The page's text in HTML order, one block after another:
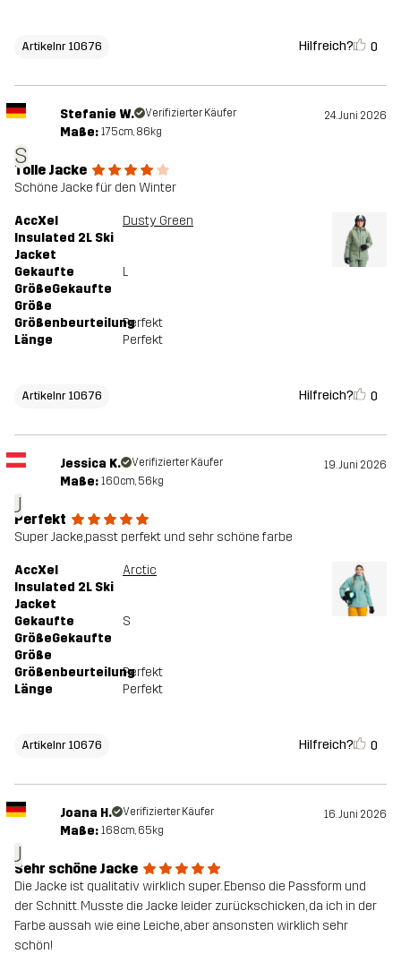
Artikelnr 10676 Hilfreich? 0
S
Stefanie W. Verifizierter Käufer 24. Juni 2026
Maße: 175cm, 86kg
Tolle Jacke
Schöne Jacke für den Winter
AccXel
Insulated 2L Ski
Jacket
Dusty Green
Gekaufte
GrößeGekaufte
Größe
L
GrößenbeurteilungPerfekt
Länge
Perfekt
Artikelnr 10676 Hilfreich? 0
J
Jessica K. Verifizierter Käufer 19. Juni 2026
Maße: 160cm, 56kg
Perfekt
Super Jacke,passt perfekt und sehr schöne farbe
AccXel
Insulated 2L Ski
Jacket
Arctic
Gekaufte
GrößeGekaufte
Größe
S
GrößenbeurteilungPerfekt
Länge
Perfekt
Artikelnr 10676 Hilfreich? 0
J
Joana H. Verifizierter Käufer 16. Juni 2026
Maße: 168cm, 65kg
Sehr schöne Jacke
Die Jacke ist qualitativ wirklich super. Ebenso die Passform und
der Schnitt. Musste die Jacke leider zurückschicken, da ich in der
Farbe aussah wie eine Leiche, aber ansonsten wirklich sehr
schön!